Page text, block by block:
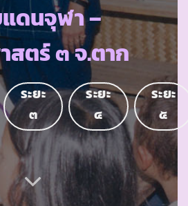
ดนจุฬา –
สตร์ ๓ จ.ตาก
ระยะ
๓
ระยะ
๔
ระยะ
๕